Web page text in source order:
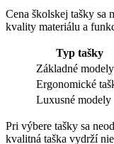
Cena školskej tašky sa
kvality materiálu a
Typ tašky
Základné modely
Ergonomické
Luxusné modely
Pri výbere tašky sa
kvalitná taška vydrží